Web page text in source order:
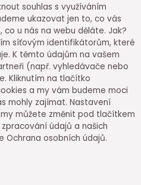
souhlas s využíváním
ukazovat jen to, co vás
u nás na webu děláte. Jak?
síťovým identifikátorům, které
K těmto údajům na vašem
(např. vyhledávače nebo
Kliknutím na tlačítko
a my vám budeme moci
mohly zajímat. Nastavení
můžete změnit pod tlačítkem
údajů a našich
osobních údajů.